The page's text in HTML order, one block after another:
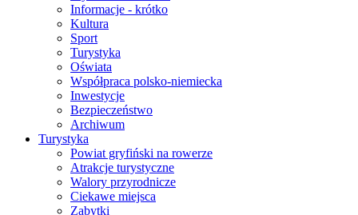
Informacje - krótko
Kultura
Sport
Turystyka
Oświata
Współpraca polsko-niemiecka
Inwestycje
Bezpieczeństwo
Archiwum
Turystyka
Powiat gryfiński na rowerze
Atrakcje turystyczne
Walory przyrodnicze
Ciekawe miejsca
Zabytki